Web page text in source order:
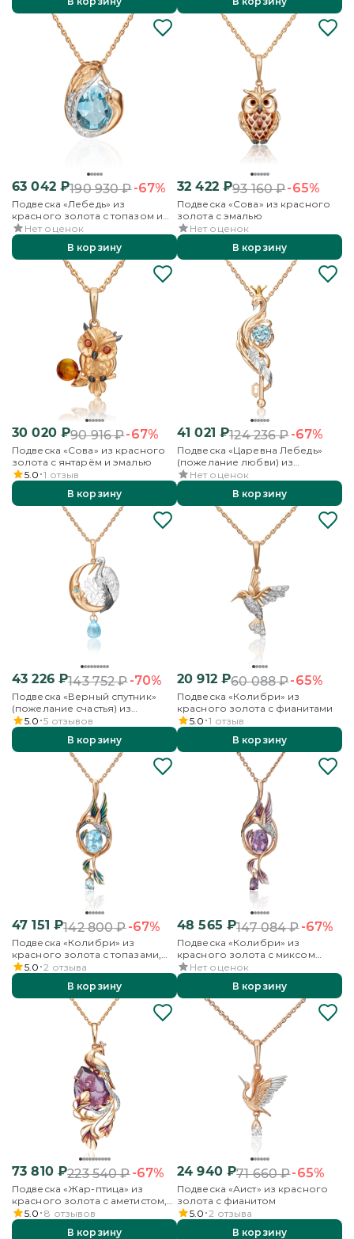
63 042₽190 930₽-67%
Подвеска «Лебедь» из
красного золота с топазом и
бесцветными топазами
Нет оценок
В корзину
32 422₽93 160₽-65%
Подвеска «Сова» из красного
золота с эмалью
Нет оценок
В корзину
30 020₽90 916₽-67%
Подвеска «Сова» из красного
золота с янтарём и эмалью
5.0 1 отзыв
В корзину
41 021 ₽124 236₽-67%
Подвеска «Царевна Лебедь»
(пожелание любви) из
комбинированного золота с
топазом
Нет оценок
В корзину
43 226₽143 752₽-70%
Подвеска «Верный спутник»
(пожелание счастья) из
комбинированного золота с
топазами
5.0 5 отзывов
В корзину
20 912₽60 088₽-65%
Подвеска «Колибри» из
красного золота с фианитами
5.0 1 отзыв
В корзину
47 151 ₽142 800₽-67%
Подвеска «Колибри» из
красного золота с топазами,
бесцветными топазами и
эмалью
5.0 2 отзыва
В корзину
48 565 ₽147 084₽-67%
Подвеска «Колибри» из
красного золота с миксом
камней и эмалью
Нет оценок
В корзину
73 810₽223 540₽-67%
Подвеска «Жар-птица» из
красного золота с аметистом,
бесцветными топазами и
эмалью
5.0 8 отзывов
В корзину
24 940₽71 660₽-65%
Подвеска «Аист» из красного
золота с фианитом
5.0 2 отзыва
В корзину